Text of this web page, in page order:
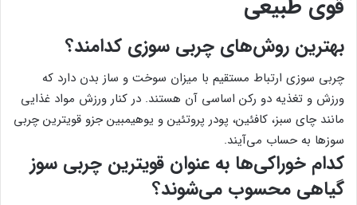
قوی طبیعی
بهترین روش‌های چربی سوزی کدامند؟
چربی سوزی ارتباط مستقیم با میزان سوخت و ساز بدن دارد که
ورزش و تغذیه دو رکن اساسی آن هستند. در کنار ورزش مواد غذایی
مانند چای سبز، کافئین، پودر پروتئین و یوهیمبین جزو قویترین چربی
سوزها به حساب می‌آیند.
کدام خوراکی‌ها به عنوان قویترین چربی سوز
گیاهی محسوب می‌شوند؟